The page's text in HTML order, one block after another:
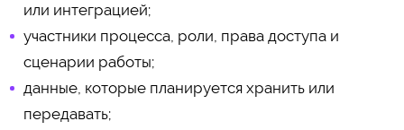
или интеграцией;
участники процесса, роли, права доступа и
сценарии работы;
данные, которые планируется хранить или
передавать;